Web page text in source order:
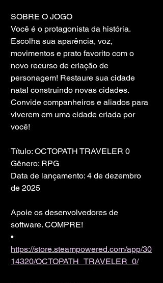
SOBRE O JOGO
Você é o protagonista da história.
Escolha sua aparência, voz,
movimentos e prato favorito com o
novo recurso de criação de
personagem! Restaure sua cidade
natal construindo novas cidades.
Convide companheiros e aliados para
viverem em uma cidade criada por
você!
Título: OCTOPATH TRAVELER 0
Gênero: RPG
Data de lançamento: 4 de dezembro
de 2025
Apoie os desenvolvedores de
software. COMPRE!
•
https://store.steampowered.com/app/30
14320/OCTOPATH_TRAVELER_0/